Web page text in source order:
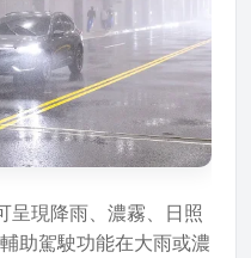
現降雨、濃霧、日照
助駕駛功能在大雨或濃